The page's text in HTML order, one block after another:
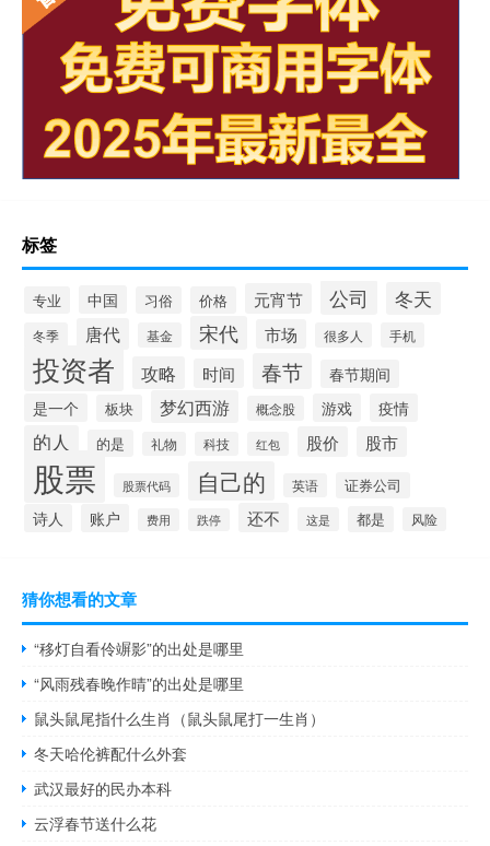
标签
专业 中国 习俗 价格 元宵节 公司 冬天
冬季 唐代 基金 宋代 市场 很多人 手机
投资者 攻略 时间 春节
春节期间
是一个
板块 梦幻西游 概念股 游戏 疫情
的人 的是 礼物 科技 红包 股价 股市
股票 股票代码 自己的 英语 证券公司
诗人 账户 费用 跌停 还不 这是 都是 风险
猜你想看的文章
“移灯自看伶竮影”的出处是哪里
“风雨残春晚作晴”的出处是哪里
鼠头鼠尾指什么生肖（鼠头鼠尾打一生肖）
冬天哈伦裤配什么外套
武汉最好的民办本科
云浮春节送什么花